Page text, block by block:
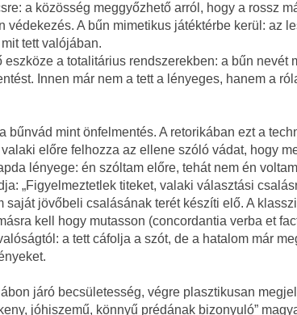
a közösség meggyőzhető arról, hogy a rossz
védekezés. A bűn mimetikus játéktérbe kerül: az
tett valójában.
a totalitárius rendszerekben: a bűn nevét
Innen már nem a tett a lényeges, hanem a
bűnvád mint önfelmentés. A retorikában ezt a
előre felhozza az ellene szóló vádat, hogy
lényege: én szóltam előre, tehát nem én
„Figyelmeztetlek titeket, valaki választási
saját jövőbeli csalásának terét készíti elő. A
kell hogy mutasson (concordantia verba et
a tett cáfolja a szót, de a hatalom már
járó becsületesség, végre plasztikusan
jóhiszemű, könnyű prédának bizonyuló”